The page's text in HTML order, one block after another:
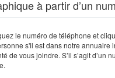
à partir d’un
le numéro de téléphone et
s'il est dans notre annuaire
vous joindre. S’il s’agit d’un